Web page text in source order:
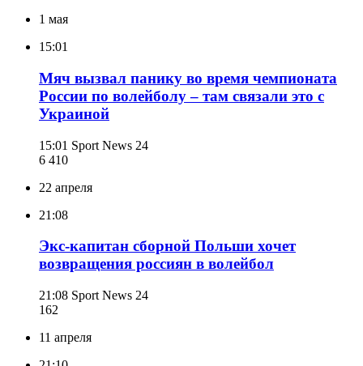
1 мая
15:01
Мяч вызвал панику во время чемпионата
России по волейболу – там связали это с
Украиной
15:01 Sport News 24
6 410
22 апреля
21:08
Экс-капитан сборной Польши хочет
возвращения россиян в волейбол
21:08 Sport News 24
162
11 апреля